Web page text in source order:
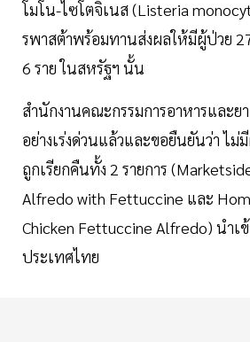
โมโน-ไซโตจิเนส (Listeria
รพาสต้าพร้อมทานส่งผลให้มีผู้ป่วย
6 ราย ในสหรัฐฯ นั้น
สำนักงานคณะกรรมการอาหารและย
อย่างเร่งด่วนแล้วและขอยืนยันว่า ไ
ถูกเรียกคืนทั้ง 2 รายการ
Alfredo with Fettuccine และ
Chicken Fettuccine Alfredo) นำเ
ประเทศไทย